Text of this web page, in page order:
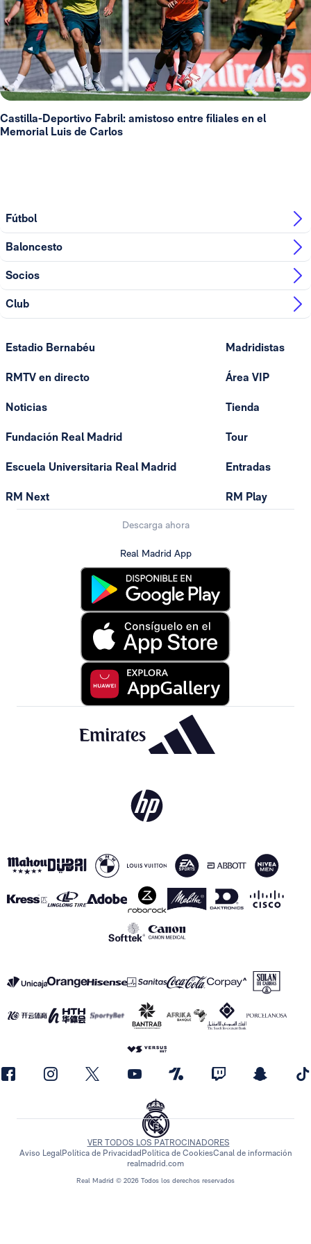
Castilla-Deportivo Fabril: amistoso entre filiales en el
Memorial Luis de Carlos
Fútbol
Baloncesto
Socios
Club
Estadio Bernabéu
RMTV en directo
Noticias
Fundación Real Madrid
Escuela Universitaria Real Madrid
RM Next
Madridistas
Área VIP
Tienda
Tour
Entradas
RM Play
Descarga ahora
Real Madrid App
Real Madrid © 2026 Todos los derechos reservados
VER TODOS LOS PATROCINADORES
Aviso LegalPolítica de Privacidad Política de CookiesCanal de información
realmadrid.com